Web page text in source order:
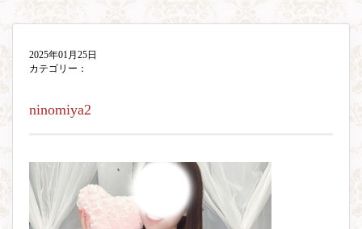
2025年01月25日
カテゴリー：
ninomiya2